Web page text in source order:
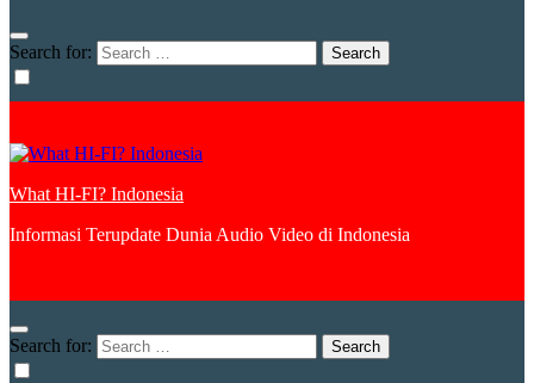
Search for:
What HI-FI? Indonesia
Informasi Terupdate Dunia Audio Video di Indonesia
Search for: